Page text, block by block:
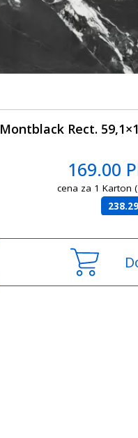
Montblack Rect.
169.00
cena za 1 Karton